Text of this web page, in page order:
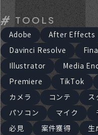
TOOLS
Adobe After Effects
Davinci Resolve
Illustrator
Media
Premiere
TikTok
カメラ
コンテ ス
パソコン
マイク
必見
案件獲得 生